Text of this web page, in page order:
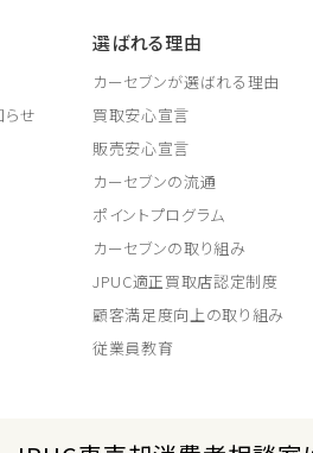
らせ
選ばれる理由
カーセブンが選ばれる理由
買取安心宣言
販売安心宣言
カーセブンの流通
ポイントプログラム
カーセブンの取り組み
JPUC適正買取店認定制度
顧客満足度向上の取り組み
従業員教育